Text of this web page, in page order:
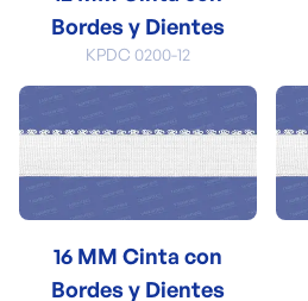
Bordes y Dientes
KPDC 0200-12
16 MM Cinta con
Bordes y Dientes